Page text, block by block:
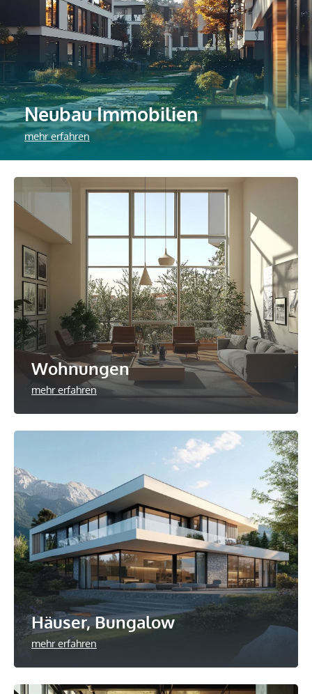
Neubau Immobilien
mehr erfahren
Wohnungen
mehr erfahren
Häuser, Bungalow
mehr erfahren